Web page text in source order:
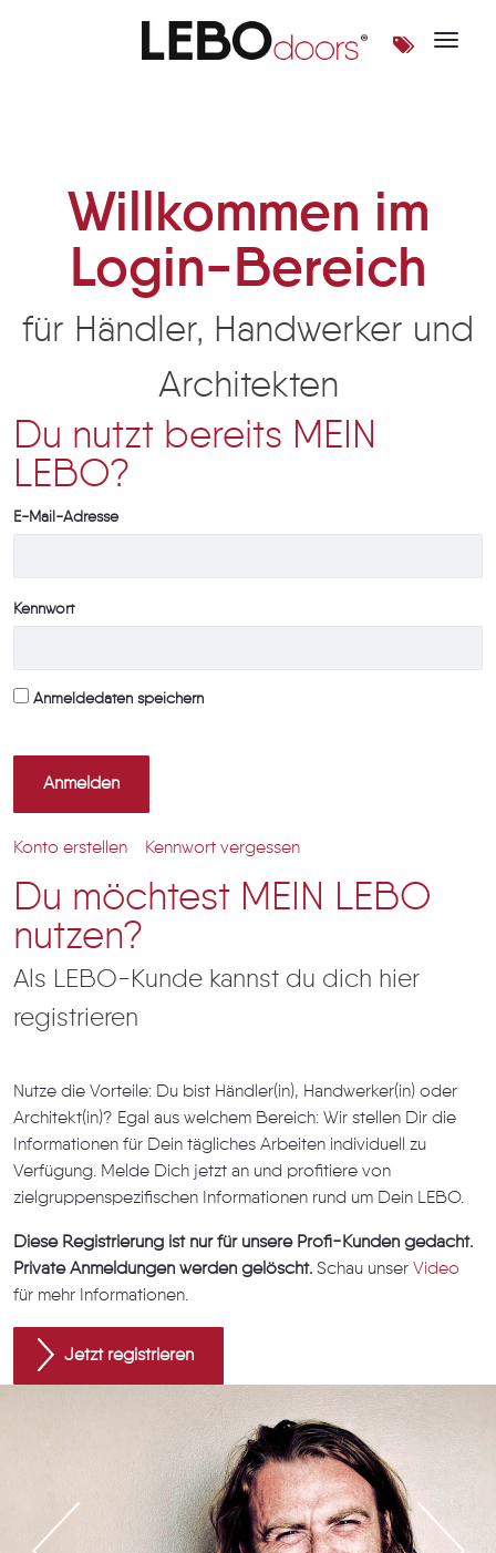
Toggle
Willkommen im
Login-Bereich
für Händler, Handwerker und
Architekten
Du nutzt bereits MEIN
LEBO?
E-Mail-Adresse
Kennwort
Anmeldedaten speichern
Anmelden
Konto erstellen Kennwort vergessen
Du möchtest MEIN LEBO
nutzen?
Als LEBO-Kunde kannst du dich hier
registrieren
Nutze die Vorteile: Du bist Händler(in), Handwerker(in) oder
Architekt(in)? Egal aus welchem Bereich: Wir stellen Dir die
Informationen für Dein tägliches Arbeiten individuell zu
Verfügung. Melde Dich jetzt an und profitiere von
zielgruppenspezifischen Informationen rund um Dein LEBO.
Diese Registrierung ist nur für unsere Profi-Kunden gedacht.
Private Anmeldungen werden gelöscht. Schau unser Video
für mehr Informationen.
Jetzt registrieren